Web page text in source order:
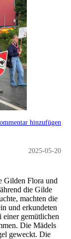
hinzufügen
2025-05-20
Gilden Flora und
die Gilde
machten die
und erkundeten
gemütlichen
Die Mädels
geweckt. Die